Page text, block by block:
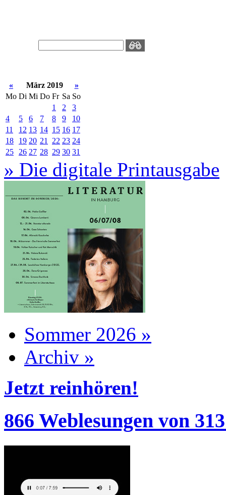
« März 2019
»
Mo Di Mi Do Fr Sa So
1
2
3
4
5 6 7 8 9
10
11
12 13 14 15 16 17
18
19 20 21 22 23 24
25
26 27 28 29 30 31
» Die digitale Printausgabe
Sommer 2026 »
Archiv »
Jetzt reinhören!
866 Weblesungen von